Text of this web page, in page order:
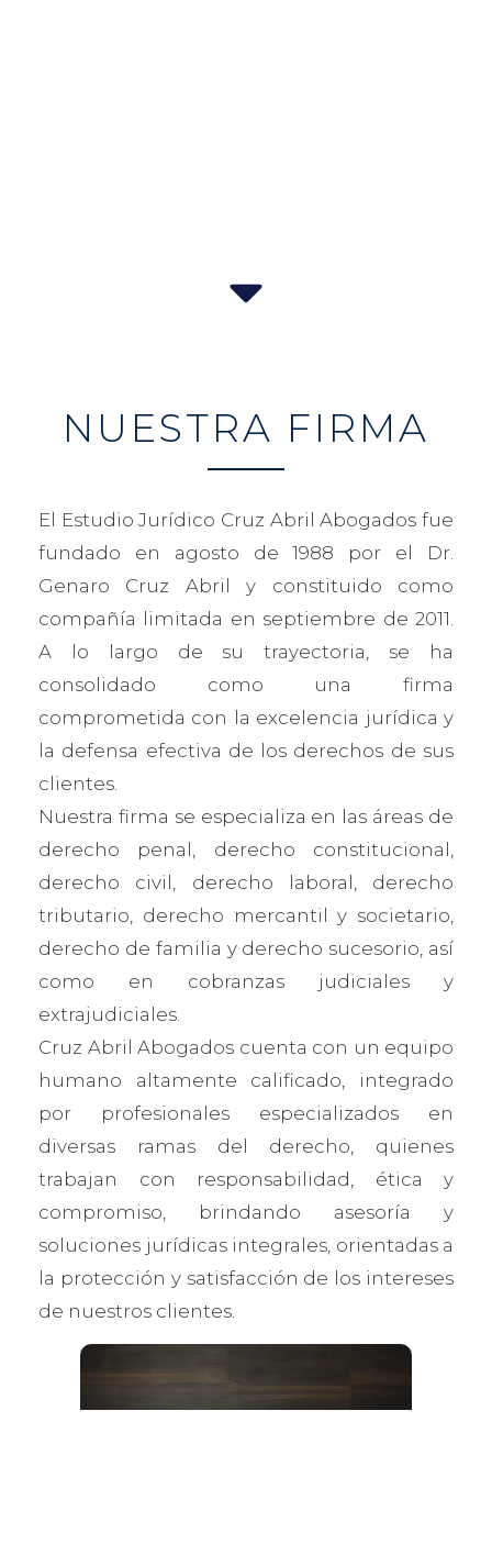
NUESTRA FIRMA
El Estudio Jurídico Cruz Abril Abogados fue
fundado en agosto de 1988 por el Dr.
Genaro Cruz Abril y constituido como
compañía limitada en septiembre de 2011.
A lo largo de su trayectoria, se ha
consolidado como una firma
comprometida con la excelencia jurídica y
la defensa efectiva de los derechos de sus
clientes.
Nuestra firma se especializa en las áreas de
derecho penal, derecho constitucional,
derecho civil, derecho laboral, derecho
tributario, derecho mercantil y societario,
derecho de familia y derecho sucesorio, así
como en cobranzas judiciales y
extrajudiciales.
Cruz Abril Abogados cuenta con un equipo
humano altamente calificado, integrado
por profesionales especializados en
diversas ramas del derecho, quienes
trabajan con responsabilidad, ética y
compromiso, brindando asesoría y
soluciones jurídicas integrales, orientadas a
la protección y satisfacción de los intereses
de nuestros clientes.